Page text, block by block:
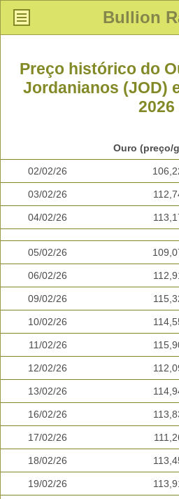
Bullion
Preço histórico do
Jordanianos (JOD)
2026
Ouro (preço/
02/02/26
03/02/26
04/02/26
05/02/26
06/02/26
09/02/26
10/02/26
11/02/26
12/02/26
13/02/26
16/02/26
17/02/26
18/02/26
19/02/26